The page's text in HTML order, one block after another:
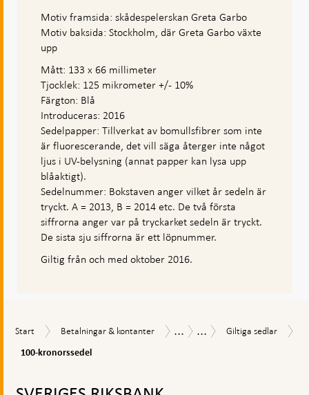
Motiv framsida: skådespelerskan Greta Garbo
Motiv baksida: Stockholm, där Greta Garbo växte
upp
Mått: 133 x 66 millimeter
Tjocklek: 125 mikrometer +/- 10%
Färgton: Blå
Introduceras: 2016
Sedelpapper: Tillverkat av bomullsfibrer som inte
är fluorescerande, det vill säga återger inte något
ljus i UV-belysning (annat papper kan lysa upp
blåaktigt).
Sedelnummer: Bokstaven anger vilket år sedeln är
tryckt. A = 2013, B = 2014 etc. De två första
siffrorna anger var på tryckarket sedeln är tryckt.
De sista sju siffrorna är ett löpnummer.
Giltig från och med oktober 2016.
Start
Start
Betalningar
kontanter
Betalningar & kontanter
Sedlar
... Sedlar
...
Giltiga
Giltiga sedlar
100-kronorssedel